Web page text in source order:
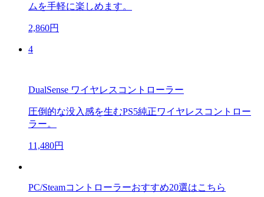
ムを手軽に楽しめます。
2,860円
4
DualSense ワイヤレスコントローラー
圧倒的な没入感を生むPS5純正ワイヤレスコントロー
ラー。
11,480円
PC/Steamコントローラーおすすめ20選はこちら